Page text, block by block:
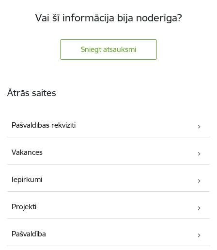
Vai šī informācija bija noderīga?
Sniegt atsauksmi
Ātrās saites
Pašvaldības rekvizīti
Vakances
Iepirkumi
Projekti
Pašvaldība